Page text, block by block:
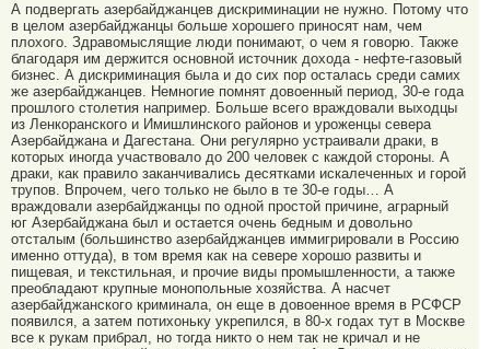
А подвергать азербайджанцев дискриминации не нужно. Потому что
в целом азербайджанцы больше хорошего приносят нам, чем
плохого. Здравомыслящие люди понимают, о чем я говорю. Также
благодаря им держится основной источник дохода - нефте-газовый
бизнес. А дискриминация была и до сих пор осталась среди самих
же азербайджанцев. Немногие помнят довоенный период, 30-е года
прошлого столетия например. Больше всего враждовали выходцы
из Ленкоранского и Имишлинского районов и уроженцы севера
Азербайджана и Дагестана. Они регулярно устраивали драки, в
которых иногда участвовало до 200 человек с каждой стороны. А
драки, как правило заканчивались десятками искалеченных и горой
трупов. Впрочем, чего только не было в те 30-е годы… А
враждовали азербайджанцы по одной простой причине, аграрный
юг Азербайджана был и остается очень бедным и довольно
отсталым (большинство азербайджанцев иммигрировали в Россию
именно оттуда), в том время как на севере хорошо развиты и
пищевая, и текстильная, и прочие виды промышленности, а также
преобладают крупные монопольные хозяйства. А насчет
азербайджанского криминала, он еще в довоенное время в РСФСР
появился, а затем потихоньку укрепился, в 80-х годах тут в Москве
все к рукам прибрал, но тогда никто о нем так не кричал и не